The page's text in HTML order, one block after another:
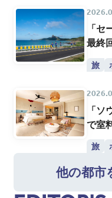
「
最終
旅
「
で室
旅
他の都市